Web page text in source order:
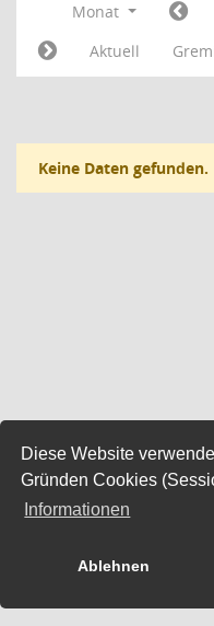
Diese Website
Gründen Cookies
Informationen
Ablehnen
Monat
Aktuell
Keine Daten gefunden.